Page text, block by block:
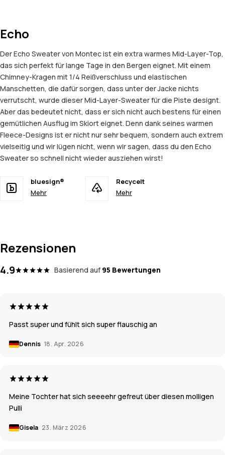
Echo
Der Echo Sweater von Montec ist ein extra warmes Mid-Layer-Top,
das sich perfekt für lange Tage in den Bergen eignet. Mit einem
Chimney-Kragen mit 1/4 Reißverschluss und elastischen
Manschetten, die dafür sorgen, dass unter der Jacke nichts
verrutscht, wurde dieser Mid-Layer-Sweater für die Piste designt.
Aber das bedeutet nicht, dass er sich nicht auch bestens für einen
gemütlichen Ausflug im Skiort eignet. Denn dank seines warmen
Fleece-Designs ist er nicht nur sehr bequem, sondern auch extrem
vielseitig und wir lügen nicht, wenn wir sagen, dass du den Echo
Sweater so schnell nicht wieder ausziehen wirst!
bluesign®
Mehr
Recycelt
Mehr
Rezensionen
4.9 Basierend auf 95 Bewertungen
Passt super und fühlt sich super flauschig an
Dennis 18. Apr. 2026
Meine Tochter hat sich seeeehr gefreut über diesen molligen
Pulli
Gisela 23. März 2026